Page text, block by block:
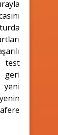
test
geri
yeni